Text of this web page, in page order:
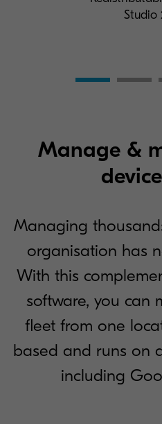
Studio
Manage &
Managing
organisation has
With this
software, you can
fleet from one
based and runs on
including